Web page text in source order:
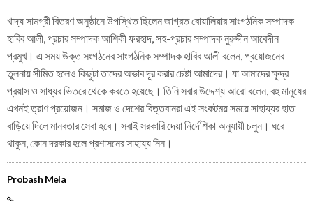
খাদ্য সামগ্রী বিতরণ অনুষ্ঠানে উপস্থিত ছিলেন জাগ্রত বোয়ালিয়ার সাংগঠনিক সম্পাদক
হাবিব আলী, প্রচার সম্পাদক আশিকী ফরহাদ, সহ-প্রচার সম্পাদক নুরুদ্দীন আবেদীন
প্রমুখ। এ সময় উক্ত সংগঠনের সাংগঠনিক সম্পাদক হাবিব আলী বলেন, প্রয়োজনের
তুলনায় সীমিত হলেও কিছুটা তাদের অভাব দূর করার চেষ্টা আমাদের। যা আমাদের ক্ষুদ্র
প্রয়াস ও সাধ্যর ভিতরে থেকে করতে হয়েছে। তিনি সবার উদ্দেশ্য আরো বলেন, বহু মানুষের
এখনই ত্রাণ প্রয়োজন। সমাজ ও দেশের বিত্তবানরা এই সংকটময় সময়ে সাহায্যর হাত
বাড়িয়ে দিলে মানবতার সেবা হবে। সবাই সরকারি দেয়া নির্দেশিকা অনুযায়ী চলুন। ঘরে
থাকুন, কোন দরকার হলে প্রশাসনের সাহায্য নিন।
Probash Mela